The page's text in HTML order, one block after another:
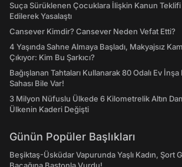
Suça Sürüklenen Çocuklara İlişkin Kanun
Edilerek Yasalaştı
Cansever Kimdir? Cansever Neden Vefat Etti?
4 Yaşında Sahne Almaya Başladı, Makyajsız
Çıkıyor: Kim Bu Şarkıcı?
Bağışlanan Tahtaları Kullanarak 80 Odalı Ev
Sahası Bile Var!
3 Milyon Nüfuslu Ülkede 6 Kilometrelik Altın
Ülkenin Kaderi Değişti
Günün Popüler Başlıkları
Beşiktaş-Üsküdar Vapurunda Yaşlı Kadın, Şort